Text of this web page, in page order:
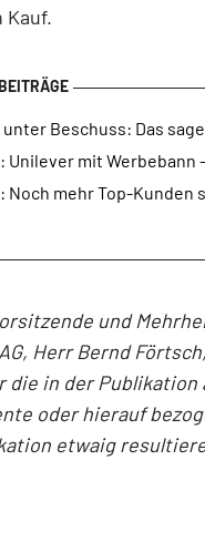
Kauf.
unter Beschuss: Das
Unilever mit
Noch mehr Top-Kunden
und
Herr Bernd
die in der
oder hierauf
etwaig